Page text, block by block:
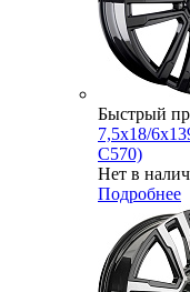
Быстрый
7,5x18/
C570)
Нет в
Подробнее